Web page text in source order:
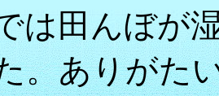
は田んぼが
。ありがた